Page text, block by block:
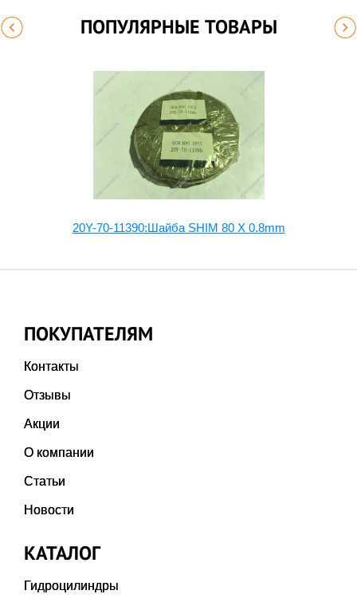
ПОПУЛЯРНЫЕ ТОВАРЫ
20Y-70-11390:Шайба SHIM 80 X 0.8mm
ПОКУПАТЕЛЯМ
Контакты
Отзывы
Акции
О компании
Статьи
Новости
КАТАЛОГ
Гидроцилиндры